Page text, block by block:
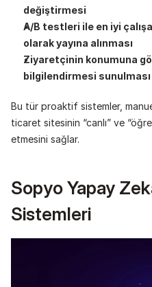
değiştirmesi
A/B testleri ile en iyi
olarak yayına alınması
Ziyaretçinin konumuna
bilgilendirmesi sunulması
Bu tür proaktif sistemler,
ticaret sitesinin “canlı” ve
etmesini sağlar.
Sopyo Yapay
Sistemleri